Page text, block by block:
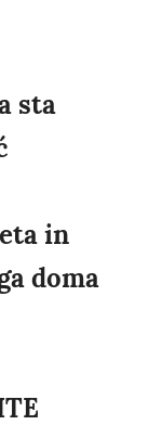
sta
in
doma